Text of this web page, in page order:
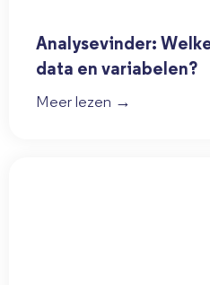
Analysevinder:
data en variabelen?
Meer lezen →